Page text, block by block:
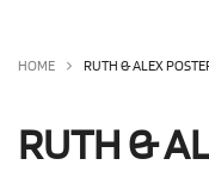
OLHA
HOME RUTH & ALEX
RUTH &